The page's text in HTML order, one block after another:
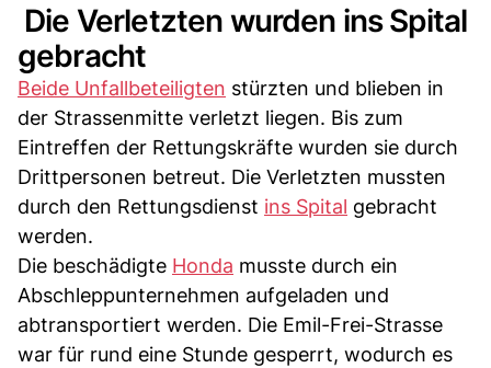
Die Verletzten wurden ins Spital
gebracht
Beide Unfallbeteiligten stürzten und blieben in
der Strassenmitte verletzt liegen. Bis zum
Eintreffen der Rettungskräfte wurden sie durch
Drittpersonen betreut. Die Verletzten mussten
durch den Rettungsdienst ins Spital gebracht
werden.
Die beschädigte Honda musste durch ein
Abschleppunternehmen aufgeladen und
abtransportiert werden. Die Emil-Frei-Strasse
war für rund eine Stunde gesperrt, wodurch es